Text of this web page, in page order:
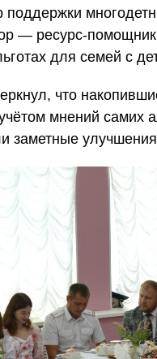
поддержки
— ресурс-
для семей с
что
мнений самих
заметные